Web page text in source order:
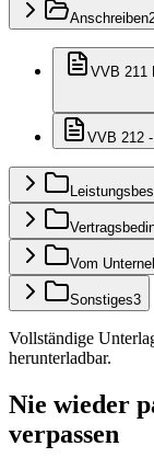
Anschreiben
VVB 211
VVB 212
Vom
Sonstiges3
Vollständige
herunterladbar.
Nie wieder
verpassen